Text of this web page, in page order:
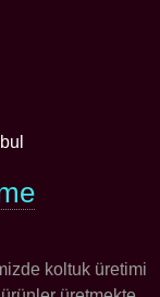
koltuk üretimi